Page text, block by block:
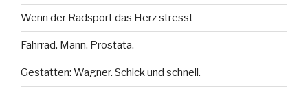
Wenn der Radsport das Herz stresst
Fahrrad. Mann. Prostata.
Gestatten: Wagner. Schick und schnell.